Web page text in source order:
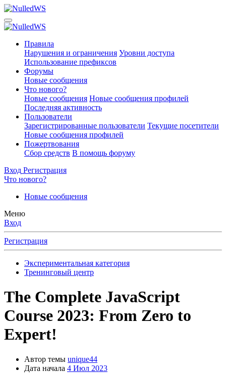
Правила
Нарушения и ограничения Уровни доступа
Использование префиксов
Форумы
Новые сообщения
Что нового?
Новые сообщения Новые сообщения профилей
Последняя активность
Пользователи
Зарегистрированные пользователи Текущие посетители
Новые сообщения профилей
Пожертвования
Сбор средств В помощь форуму
Вход Регистрация
Что нового?
Новые сообщения
Меню
Вход
Регистрация
Экспериментальная категория
Тренинговый центр
The Complete JavaScript
Course 2023: From Zero to
Expert!
Автор темы unique44
Дата начала 4 Июл 2023